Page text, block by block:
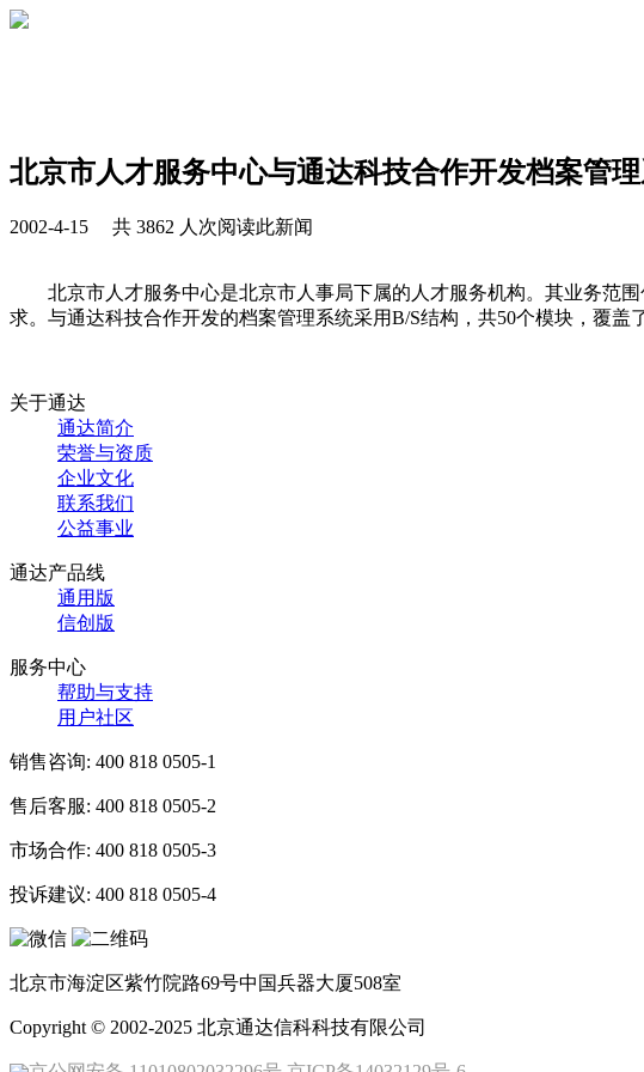
北京市人才服务中心与通达科技合作开发档案管
2002-4-15 共 3862 人次阅读此新闻
北京市人才服务中心是北京市人事局下属的人才服务机构。其业务范围
求。与通达科技合作开发的档案管理系统采用B/S结构，共50个模块，覆
关于通达
通达简介
荣誉与资质
企业文化
联系我们
公益事业
通达产品线
通用版
信创版
服务中心
帮助与支持
用户社区
销售咨询: 400 818 0505-1
售后客服: 400 818 0505-2
市场合作: 400 818 0505-3
投诉建议: 400 818 0505-4
北京市海淀区紫竹院路69号中国兵器大厦508室
Copyright © 2002-2025 北京通达信科科技有限公司